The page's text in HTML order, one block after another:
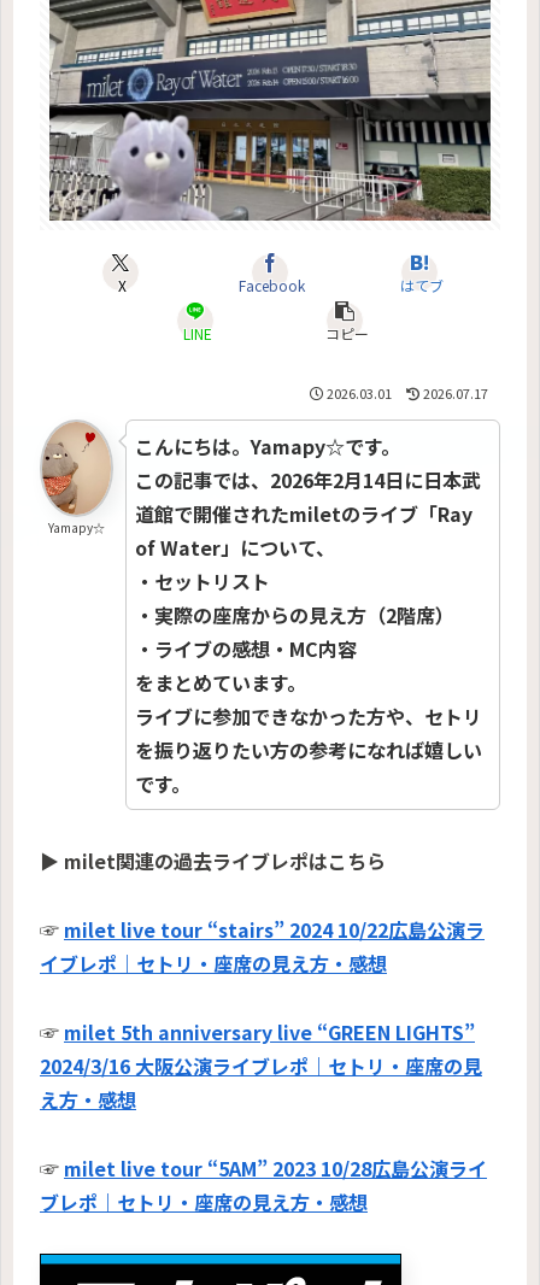
X Facebook はてブ
LINE コピー
2026.03.01 2026.07.17
Yamapy☆
こんにちは。Yamapy☆です。
この記事では、2026年2月14日に日本武
道館で開催されたmiletのライブ「Ray
of Water」について、
・セットリスト
・実際の座席からの見え方（2階席）
・ライブの感想・MC内容
をまとめています。
ライブに参加できなかった方や、セトリ
を振り返りたい方の参考になれば嬉しい
です。
▶ milet関連の過去ライブレポはこちら
☞ milet live tour “stairs” 2024 10/22広島公演ラ
イブレポ｜セトリ・座席の見え方・感想
☞ milet 5th anniversary live “GREEN LIGHTS”
2024/3/16 大阪公演ライブレポ｜セトリ・座席の見
え方・感想
☞ milet live tour “5AM” 2023 10/28広島公演ライ
ブレポ｜セトリ・座席の見え方・感想